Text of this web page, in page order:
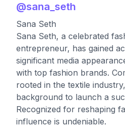
@sana_seth
Sana Seth
Sana Seth, a celebrated
entrepreneur, has gained
significant media
with top fashion brands.
rooted in the textile
background to launch a
Recognized for reshaping
influence is undeniable.